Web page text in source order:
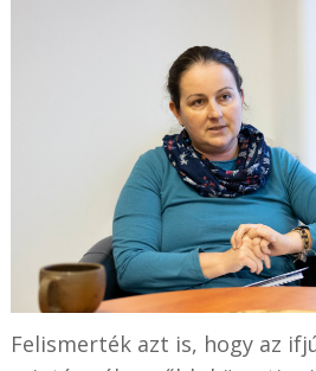
Felismerték azt is, hogy az